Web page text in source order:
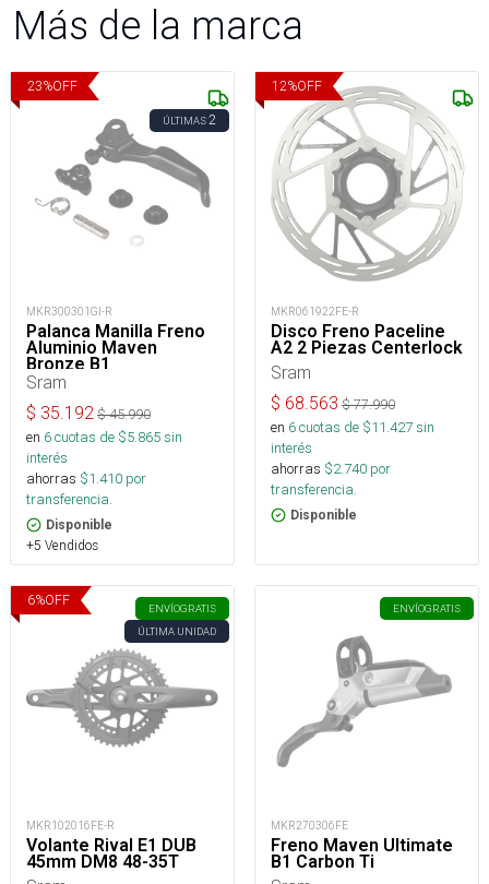
Más de la marca
23%OFF
ÚLTIMAS2
MKR300301GI-R
Palanca Manilla Freno
Aluminio Maven
Bronze B1
Sram
$ 35.192 $45.990
en 6cuotas de $5.865sin
interés
ahorras $1.410 por
transferencia.
Disponible
+5 Vendidos
12%OFF
MKR061922FE-R
Disco Freno Paceline
A2 2 Piezas Centerlock
Sram
$ 68.563 $77.990
en 6cuotas de $11.427sin
interés
ahorras $2.740 por
transferencia.
Disponible
6%OFF
ENVÍOGRATIS
ÚLTIMA UNIDAD
MKR102016FE-R
Volante Rival E1 DUB
45mm DM8 48-35T
ENVÍOGRATIS
MKR270306FE
Freno Maven Ultimate
B1 Carbon Ti